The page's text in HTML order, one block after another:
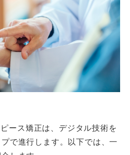
ース矯正は、デジタル技術を
で進行します。以下では、一